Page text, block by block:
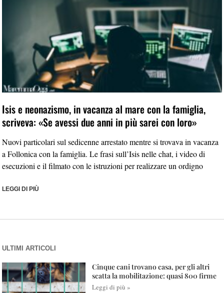
Isis e neonazismo, in vacanza al mare con la famiglia,
scriveva: «Se avessi due anni in più sarei con loro»
Nuovi particolari sul sedicenne arrestato mentre si trovava in vacanza
a Follonica con la famiglia. Le frasi sull’Isis nelle chat, i video di
esecuzioni e il filmato con le istruzioni per realizzare un ordigno
LEGGI DI PIÙ
ULTIMI ARTICOLI
Cinque cani trovano casa, per gli altri
scatta la mobilitazione: quasi 800 firme
Leggi di più »